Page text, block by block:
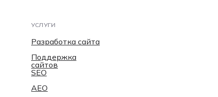
Разработка сайта
Поддержка
сайтов
AEO
SEO
УСЛУГИ